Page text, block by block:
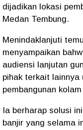
dijadikan lokasi
Medan Tembung.
Menindaklanjuti
menyampaikan
audiensi lanjutan
pihak terkait
pembangunan
Ia berharap solusi
banjir yang selama